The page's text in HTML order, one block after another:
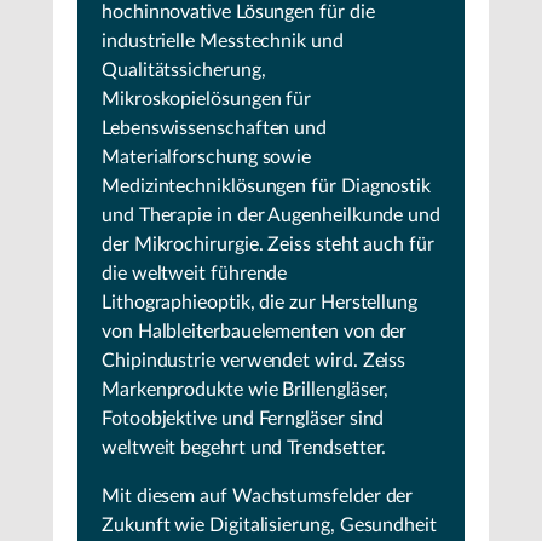
hochinnovative Lösungen für die
industrielle Messtechnik und
Qualitätssicherung,
Mikroskopielösungen für
Lebenswissenschaften und
Materialforschung sowie
Medizintechniklösungen für Diagnostik
und Therapie in der Augenheilkunde und
der Mikrochirurgie. Zeiss steht auch für
die weltweit führende
Lithographieoptik, die zur Herstellung
von Halbleiterbauelementen von der
Chipindustrie verwendet wird. Zeiss
Markenprodukte wie Brillengläser,
Fotoobjektive und Ferngläser sind
weltweit begehrt und Trendsetter.
Mit diesem auf Wachstumsfelder der
Zukunft wie Digitalisierung, Gesundheit